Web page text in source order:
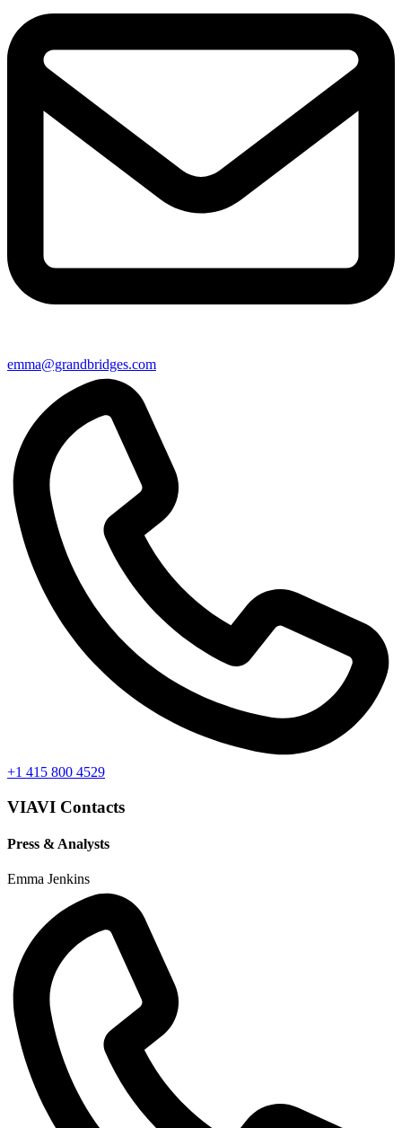
emma@grandbridges.com
+1 415 800 4529
VIAVI Contacts
Press & Analysts
Emma Jenkins